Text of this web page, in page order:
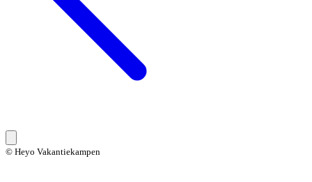
© Heyo Vakantiekampen